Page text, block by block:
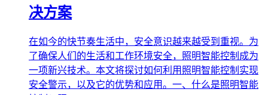
决方案
在如今的快节奏生活中，安全意识越来越受到重视。为
了确保人们的生活和工作环境安全，照明智能控制成为
一项新兴技术。本文将探讨如何利用照明智能控制实现
安全警示，以及它的优势和应用。一、什么是照明智能